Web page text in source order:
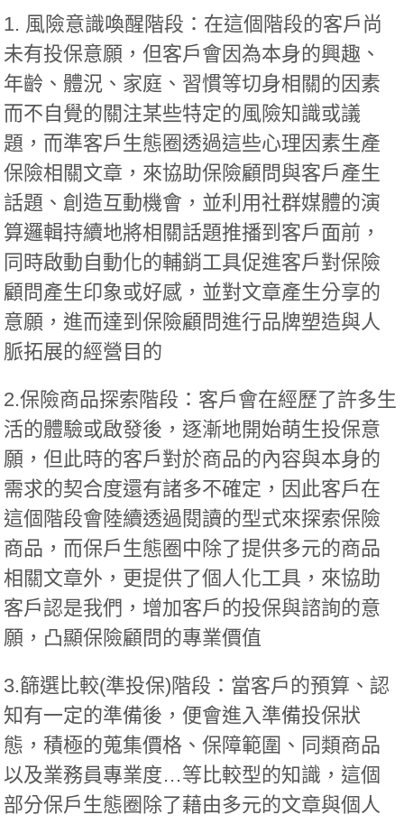
1. 風險意識喚醒階段 ：在這個階段的客戶尚
未有投保意願，但客戶會因為本身的興趣、
年齡、體況、家庭、習慣等切身相關的因素
而不自覺的關注某些特定的風險知識或議
題，而準客戶生態圈透過這些心理因素生產
保險相關文章，來協助保險顧問與客戶產生
話題、創造互動機會，並利用社群媒體的演
算邏輯持續地將相關話題推播到客戶面前，
同時啟動自動化的輔銷工具促進客戶對保險
顧問產生印象或好感，並對文章產生分享的
意願，進而達到保險顧問進行品牌塑造與人
脈拓展的經營目的
2.保險商品探索階段： 客戶會在經歷了許多生
活的體驗或啟發後，逐漸地開始萌生投保意
願，但此時的客戶對於商品的內容與本身的
需求的契合度還有諸多不確定，因此客戶在
這個階段會陸續透過閱讀的型式來探索保險
商品，而保戶生態圈中除了提供多元的商品
相關文章外，更提供了個人化工具，來協助
客戶認是我們，增加客戶的投保與諮詢的意
願，凸顯保險顧問的專業價值
3.篩選比較(準投保)階段： 當客戶的預算、認
知有一定的準備後，便會進入準備投保狀
態，積極的蒐集價格、保障範圍、同類商品
以及業務員專業度…等比較型的知識，這個
部分保戶生態圈除了藉由多元的文章與個人